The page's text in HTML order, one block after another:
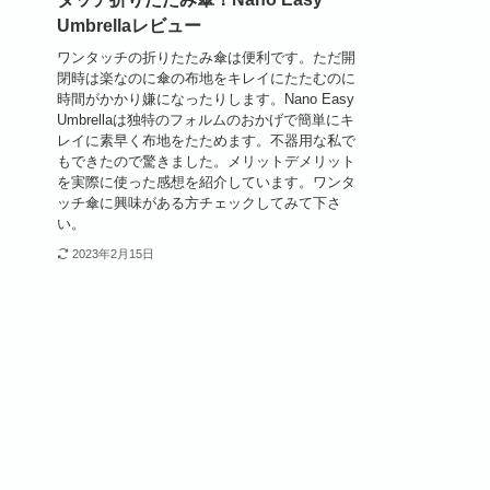
Umbrellaレビュー
ワンタッチの折りたたみ傘は便利です。ただ開
閉時は楽なのに傘の布地をキレイにたたむのに
時間がかかり嫌になったりします。Nano Easy
Umbrellaは独特のフォルムのおかげで簡単にキ
レイに素早く布地をたためます。不器用な私で
もできたので驚きました。メリットデメリット
を実際に使った感想を紹介しています。ワンタ
ッチ傘に興味がある方チェックしてみて下さ
い。
2023年2月15日